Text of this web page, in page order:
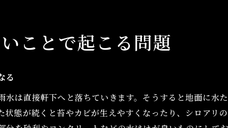
ことで起こる問題
る
水は直接軒下へと落ちていきます。そうすると地面に水
状態が続くと苔やカビが生えやすくなったり、シロアリ